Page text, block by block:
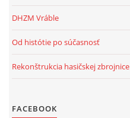
DHZM Vráble
Od histótie po súčasnosť
Rekonštrukcia hasičskej zbrojnice
FACEBOOK